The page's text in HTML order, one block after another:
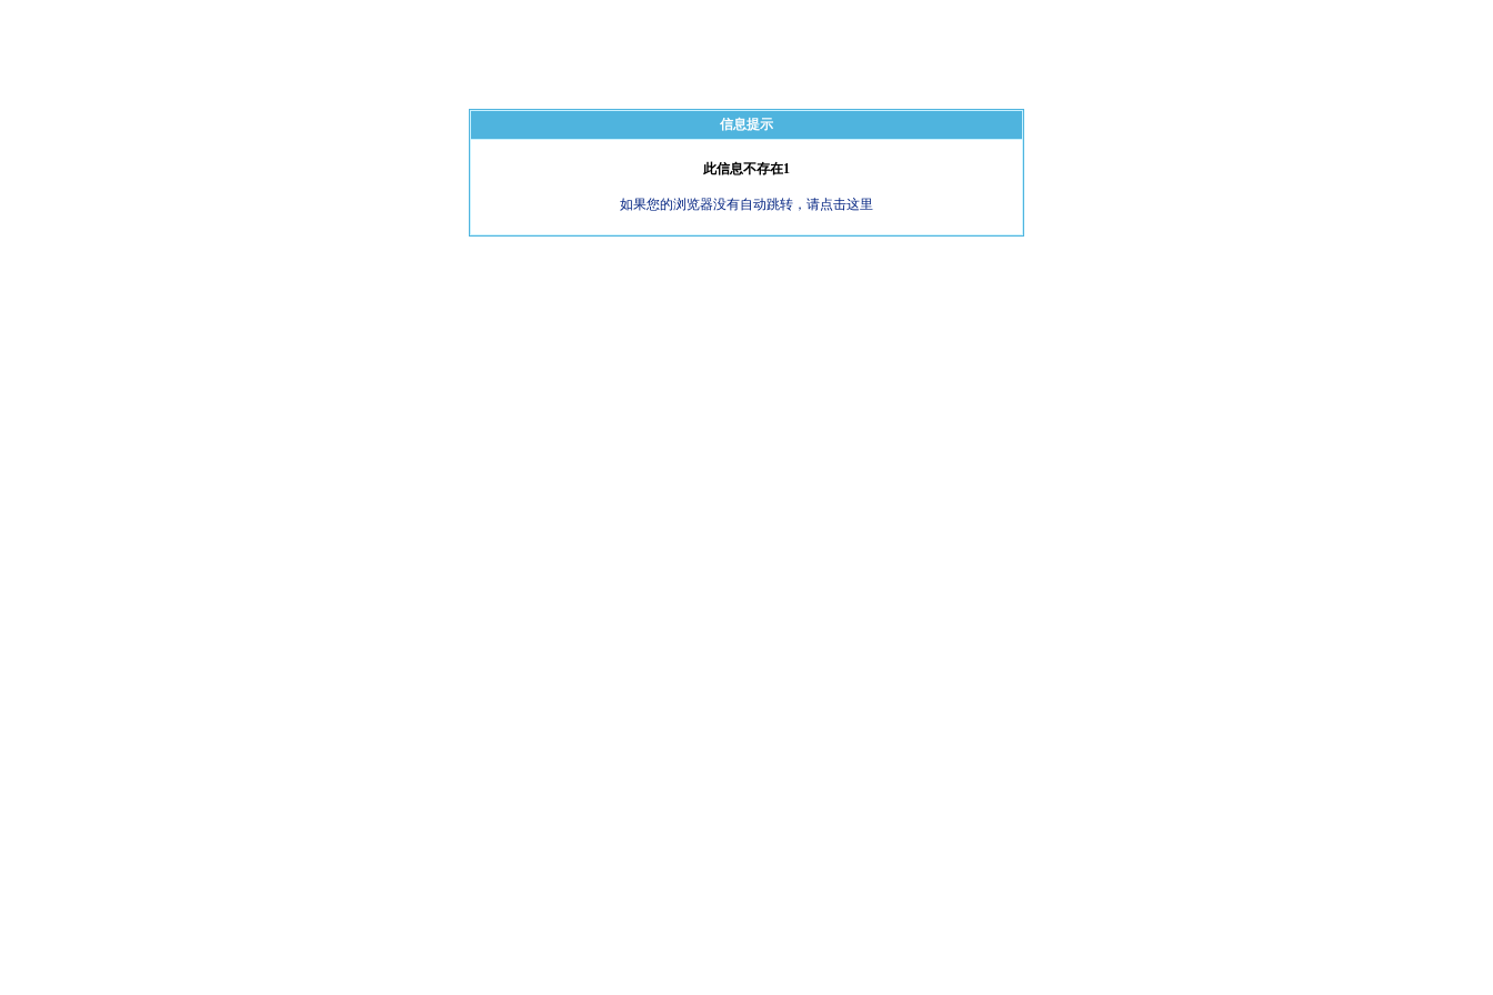
信息提示
此信息不存在1
如果您的浏览器没有自动跳转，请点击这里